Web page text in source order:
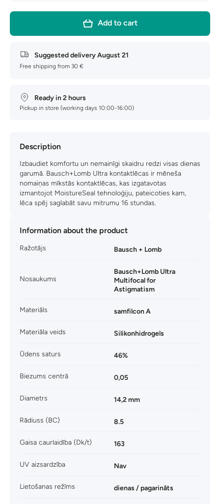
for
Add to cart
Suggested deliveryAugust 21
Free shipping from 30 €
Ready in 2 hours
Pickup in store (working days 10:00-16:00)
Description
Izbaudiet komfortu un nemainīgi skaidru redzi visas dienas
garumā. Bausch+Lomb Ultra kontaktlēcas ir mēneša
nomaiņas mīkstās kontaktlēcas, kas izgatavotas
izmantojot MoistureSeal tehnoloģiju, pateicoties kam,
lēca spēj saglabāt savu mitrumu 16 stundas.
Information about the product
Ražotājs Bausch + Lomb
Nosaukums
Bausch+Lomb Ultra
Multifocal for
Astigmatism
Materiāls samfilcon A
Materiāla veids Silikonhidrogels
Ūdens saturs 46%
Biezums centrā 0,05
Diametrs 14,2 mm
Rādiuss (BC) 8.5
Gaisa caurlaidība (Dk/t) 163
UV aizsardzība Nav
Lietošanas režīms dienas / pagarināts